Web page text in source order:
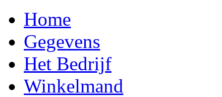
Home
Gegevens
Het Bedrijf
Winkelmand